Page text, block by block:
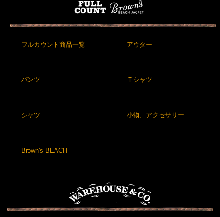
フルカウント商品一覧 アウター
パンツ Ｔシャツ
シャツ 小物、アクセサリー
Brown's BEACH